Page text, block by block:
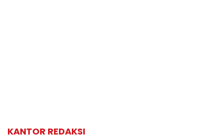
KANTOR REDAKSI